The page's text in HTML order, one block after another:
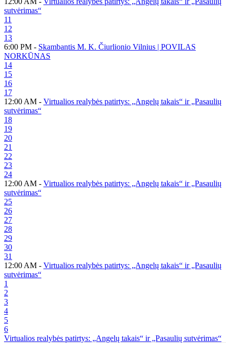
sutvėrimas“
11
12
13
6:00 PM - Skambantis M. K. Čiurlionio Vilnius | POVILAS
NORKŪNAS
14
15
16
17
12:00 AM - Virtualios realybės patirtys: „Angelų takais“ ir „Pasaulių
sutvėrimas“
18
19
20
21
22
23
24
12:00 AM - Virtualios realybės patirtys: „Angelų takais“ ir „Pasaulių
sutvėrimas“
25
26
27
28
29
30
31
12:00 AM - Virtualios realybės patirtys: „Angelų takais“ ir „Pasaulių
sutvėrimas“
1
2
3
4
5
6
Virtualios realybės patirtys: „Angelų takais“ ir „Pasaulių sutvėrimas“